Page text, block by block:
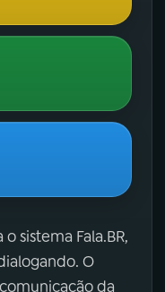
sistema Fala.BR,
O
da